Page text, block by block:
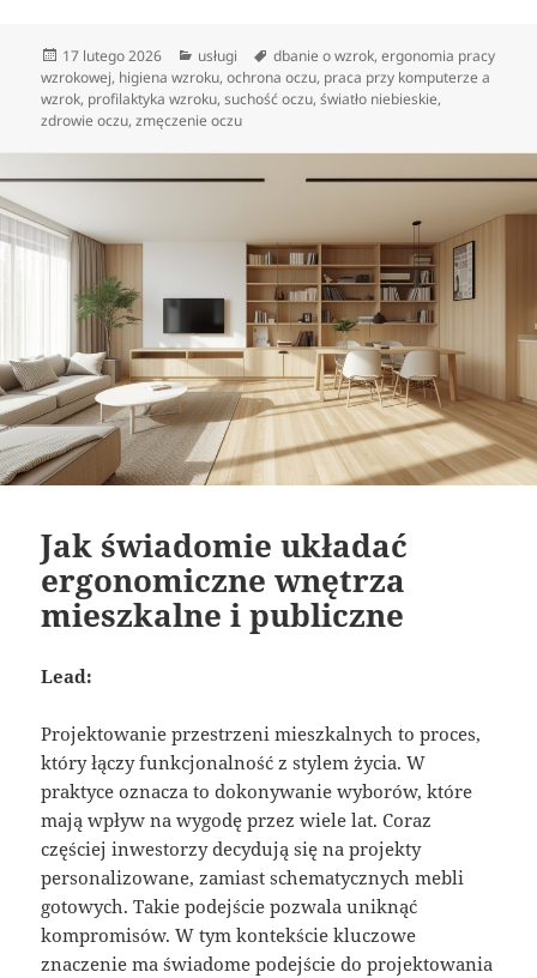
Data
publikacji
17 lutego 2026 Kategorie
usługi Tagi
dbanie o wzrok,ergonomia pracy
wzrokowej, higiena wzroku,ochrona oczu, praca przy komputerze a
wzrok, profilaktyka wzroku,suchość oczu,światło niebieskie,
zdrowie oczu,zmęczenie oczu
Jak świadomie układać
ergonomiczne wnętrza
mieszkalne i publiczne
Lead:
Projektowanie przestrzeni mieszkalnych to proces,
który łączy funkcjonalność z stylem życia. W
praktyce oznacza to dokonywanie wyborów, które
mają wpływ na wygodę przez wiele lat. Coraz
częściej inwestorzy decydują się na projekty
personalizowane, zamiast schematycznych mebli
gotowych. Takie podejście pozwala uniknąć
kompromisów. W tym kontekście kluczowe
znaczenie ma świadome podejście do projektowania